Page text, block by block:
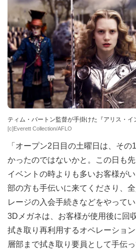
ティム・バートン監督が手掛けた『アリス・イ
[c]Everett Collection/AFLO
「オープン2日目の土曜日は、そ
かったのではないかと。この日も
イベントの時よりも多いお客様が
部の方も手伝いに来てくださり、
レージの入会手続きなどをやって
3Dメガネは、お客様が使用後に回
拭き取り再利用するオペレーショ
層部まで拭き取り要員として手伝